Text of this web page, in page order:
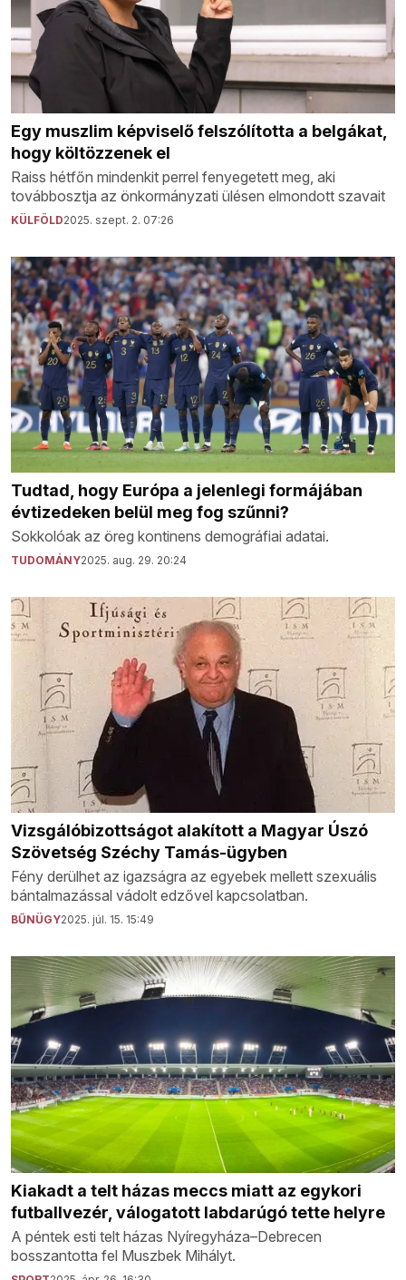
Egy muszlim képviselő felszólította a belgákat,
hogy költözzenek el
Raiss hétfőn mindenkit perrel fenyegetett meg, aki
továbbosztja az önkormányzati ülésen elmondott szavait
KÜLFÖLD2025. szept. 2. 07:26
Tudtad, hogy Európa a jelenlegi formájában
évtizedeken belül meg fog szűnni?
Sokkolóak az öreg kontinens demográfiai adatai.
TUDOMÁNY2025. aug. 29. 20:24
Vizsgálóbizottságot alakított a Magyar Úszó
Szövetség Széchy Tamás-ügyben
Fény derülhet az igazságra az egyebek mellett szexuális
bántalmazással vádolt edzővel kapcsolatban.
BŰNÜGY2025. júl. 15. 15:49
Kiakadt a telt házas meccs miatt az egykori
futballvezér, válogatott labdarúgó tette helyre
A péntek esti telt házas Nyíregyháza–Debrecen
bosszantotta fel Muszbek Mihályt.